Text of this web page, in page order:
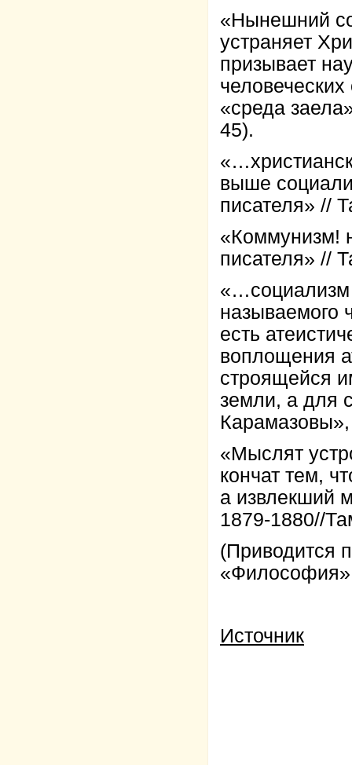
«Нынешний
устраняет
призывает
«среда
45).
выше
писателя» //
«Коммунизм!
писателя» //
«…социализм
называемого
есть
воплощения
строящейся
земли, а для
«Мыслят
кончат тем,
а извлекший
1879-1880//
(Приводится
Источник